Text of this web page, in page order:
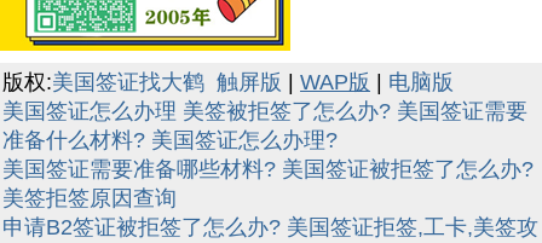
版权:美国签证找大鹤 触屏版 | WAP版 | 电脑版
美国签证怎么办理 美签被拒签了怎么办? 美国签证需要
准备什么材料? 美国签证怎么办理?
美国签证需要准备哪些材料? 美国签证被拒签了怎么办?
美签拒签原因查询
申请B2签证被拒签了怎么办? 美国签证拒签,工卡,美签攻